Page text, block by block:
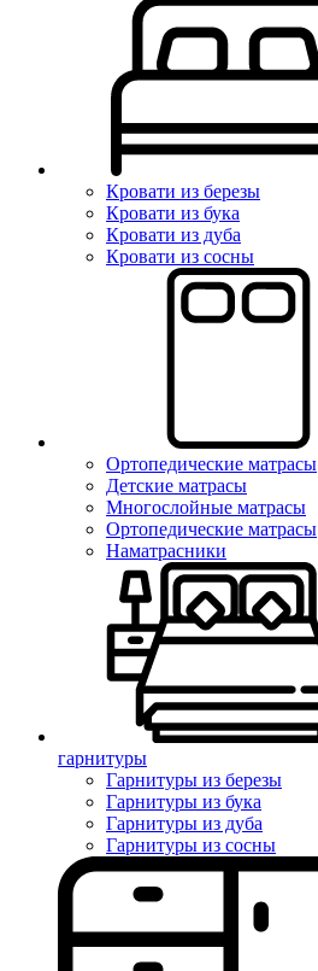
Кровати из березы
Кровати из бука
Кровати из дуба
Кровати из сосны
Ортопедические матрасы
Детские матрасы
Многослойные матрасы
Ортопедические матрасы
Наматрасники
гарнитуры
Гарнитуры из березы
Гарнитуры из бука
Гарнитуры из дуба
Гарнитуры из сосны